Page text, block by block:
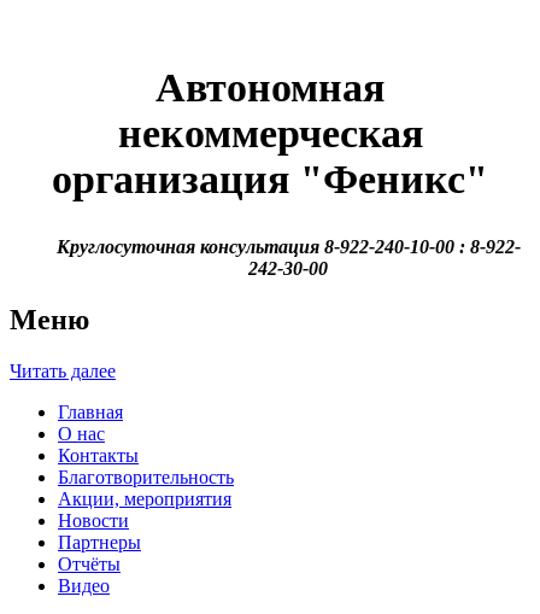
Автономная
некоммерческая
организация "Феникс"
Круглосуточная консультация 8-922-240-10-00 : 8-922-
242-30-00
Меню
Читать далее
Главная
О нас
Контакты
Благотворительность
Акции, мероприятия
Новости
Партнеры
Отчёты
Видео